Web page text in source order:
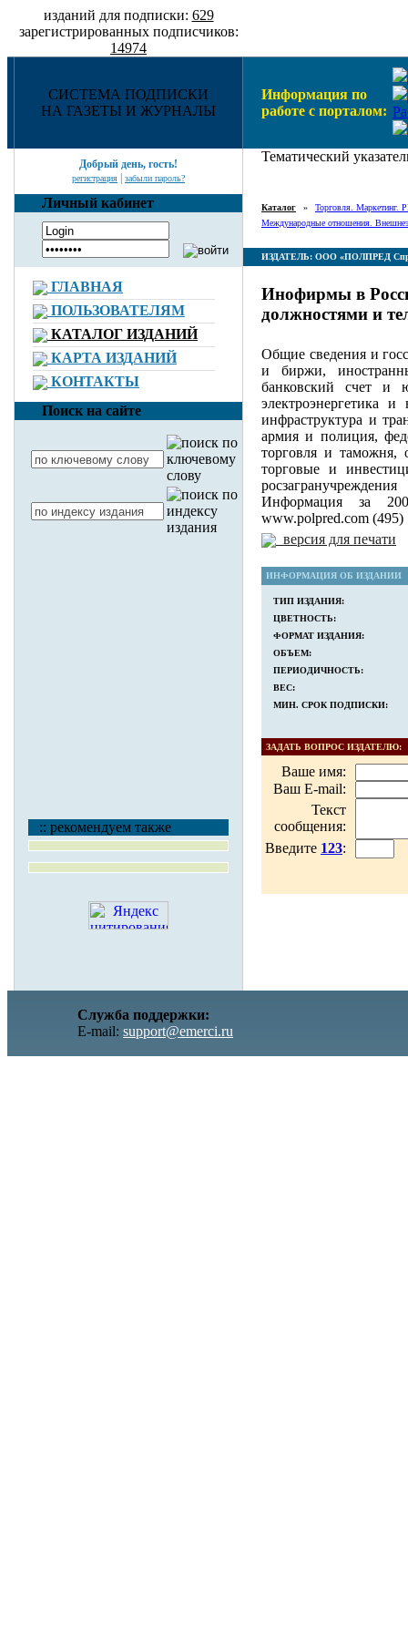
изданий для подписки: 629
зарегистрированных подписчиков:
14974
СИСТЕМА ПОДПИСКИ
НА ГАЗЕТЫ И ЖУРНАЛЫ
Информация по
работе с порталом:
Добрый день, гость!
регистрация забыли пароль?
Личный кабинет
ГЛАВНАЯ
ПОЛЬЗОВАТЕЛЯМ
КАТАЛОГ ИЗДАНИЙ
КАРТА ИЗДАНИЙ
КОНТАКТЫ
Поиск на сайте
:: рекомендуем также
Тематический
Каталог »
Торговля. Маркетинг.
Международные отношения.
ИЗДАТЕЛЬ: ООО «ПОЛПРЕД
Инофирмы в
должностями и
Общие сведения и
и биржи,
банковский счет и
электроэнергетика
инфраструктура и
армия и полиция,
торговля и
торговые и
Информация за
www.polpred.com (495)
версия для печати
ИНФОРМАЦИЯ ОБ ИЗДАНИИ
ТИП ИЗДАНИЯ:
ЦВЕТНОСТЬ:
ФОРМАТ ИЗДАНИЯ:
ОБЪЕМ:
ПЕРИОДИЧНОСТЬ:
ВЕС:
МИН. СРОК ПОДПИСКИ:
ЗАДАТЬ ВОПРОС ИЗДАТЕЛЮ:
Ваше имя:
Ваш E-mail:
Текст
сообщения:
Введите 123:
Служба поддержки:
E-mail: support@emerci.ru